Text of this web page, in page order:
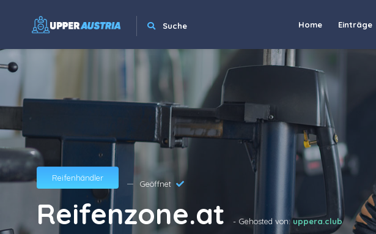
Suche Home Einträge
Reifenhändler
Geöffnet
Reifenzone.at - Gehosted von:uppera.club